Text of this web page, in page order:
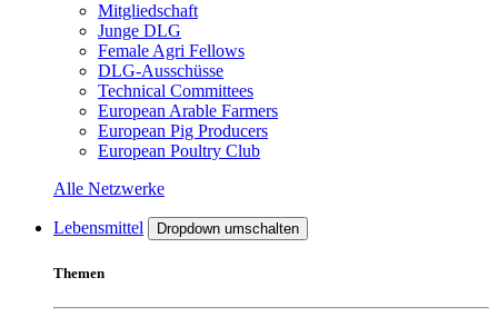
Mitgliedschaft
Junge DLG
Female Agri Fellows
DLG-Ausschüsse
Technical Committees
European Arable Farmers
European Pig Producers
European Poultry Club
Alle Netzwerke
Lebensmittel Dropdown umschalten
Themen